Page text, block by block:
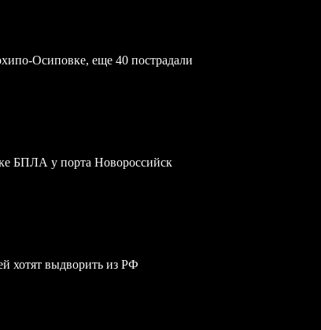
Осиповке, еще 40 пострадали
БПЛА у порта Новороссийск
хотят выдворить из РФ